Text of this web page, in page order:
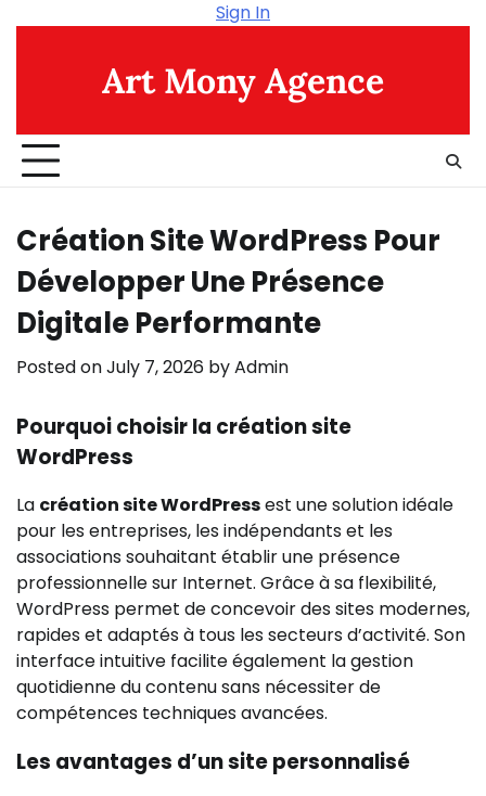
Sign In
Art Mony Agence
Création Site WordPress Pour
Développer Une Présence
Digitale Performante
Posted onJuly 7, 2026 byAdmin
Pourquoi choisir la création site
WordPress
La création site WordPressest une solution idéale
pour les entreprises, les indépendants et les
associations souhaitant établir une présence
professionnelle sur Internet. Grâce à sa flexibilité,
WordPress permet de concevoir des sites modernes,
rapides et adaptés à tous les secteurs d’activité. Son
interface intuitive facilite également la gestion
quotidienne du contenu sans nécessiter de
compétences techniques avancées.
Les avantages d’un site personnalisé